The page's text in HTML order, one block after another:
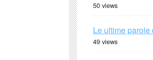
50 views
Le ultime
49 views